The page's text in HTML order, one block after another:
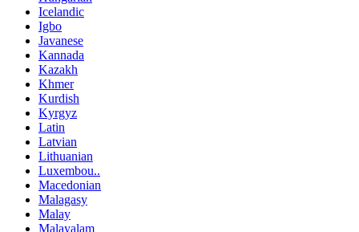
Icelandic
Igbo
Javanese
Kannada
Kazakh
Khmer
Kurdish
Kyrgyz
Latin
Latvian
Lithuanian
Luxembou..
Macedonian
Malagasy
Malay
Malayalam